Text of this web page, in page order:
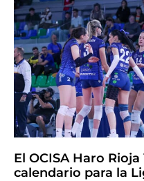
El OCISA Haro
calendario para la